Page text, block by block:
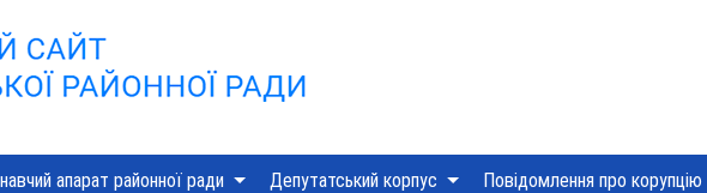
апарат районної ради Депутатський корпус Повідомлення про корупцію